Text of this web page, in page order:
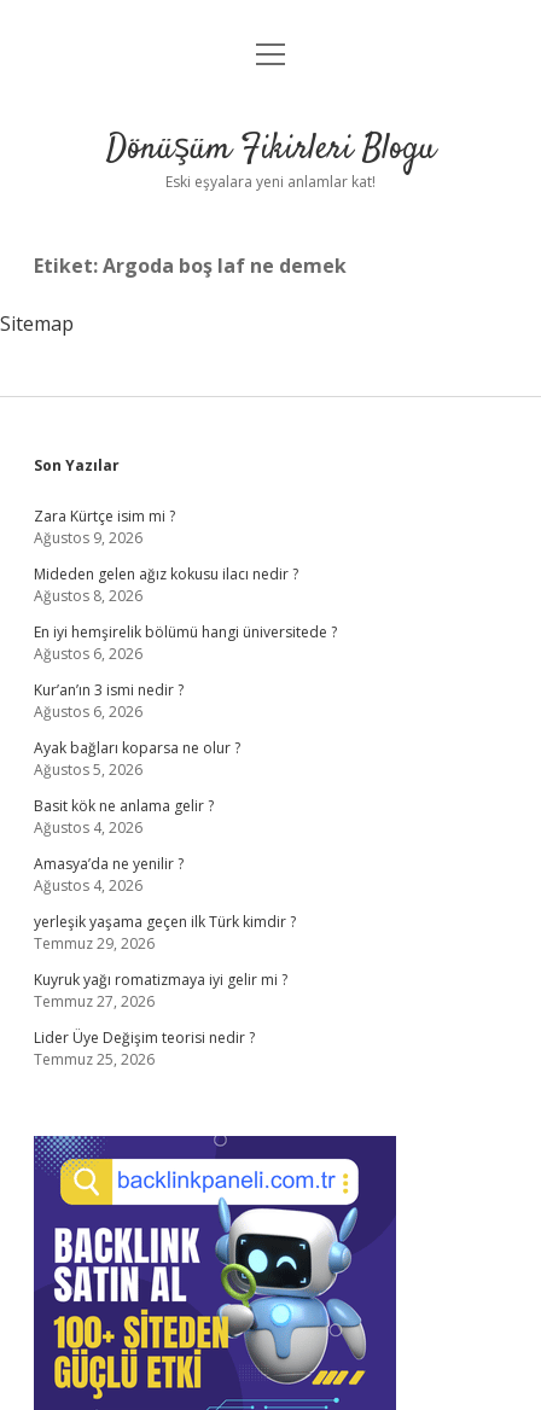
Anasayfa
Yasal Uyarı
menüyü
Dönüşüm Fikirleri Blogu
Eski eşyalara yeni anlamlar kat!
Etiket:Argoda boş laf ne demek
Sitemap
Sidebar
Son Yazılar
Zara Kürtçe isim mi ?
Ağustos 9, 2026
Mideden gelen ağız kokusu ilacı nedir ?
Ağustos 8, 2026
En iyi hemşirelik bölümü hangi üniversitede ?
Ağustos 6, 2026
Kur’an’ın 3 ismi nedir ?
Ağustos 6, 2026
Ayak bağları koparsa ne olur ?
Ağustos 5, 2026
Basit kök ne anlama gelir ?
Ağustos 4, 2026
Amasya’da ne yenilir ?
Ağustos 4, 2026
yerleşik yaşama geçen ilk Türk kimdir ?
Temmuz 29, 2026
Kuyruk yağı romatizmaya iyi gelir mi ?
Temmuz 27, 2026
Lider Üye Değişim teorisi nedir ?
Temmuz 25, 2026